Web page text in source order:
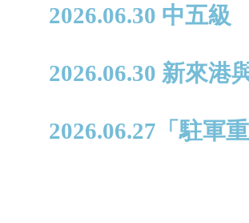
2026.06.30 中五級
2026.06.30 新來港
2026.06.27「駐軍